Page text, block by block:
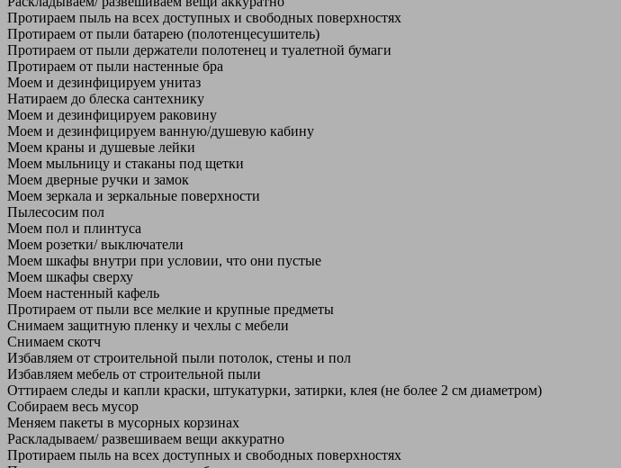
Протираем пыль на всех доступных и свободных поверхностях
Протираем от пыли батарею (полотенцесушитель)
Протираем от пыли держатели полотенец и туалетной бумаги
Протираем от пыли настенные бра
Моем и дезинфицируем унитаз
Натираем до блеска сантехнику
Моем и дезинфицируем раковину
Моем и дезинфицируем ванную/душевую кабину
Моем краны и душевые лейки
Моем мыльницу и стаканы под щетки
Моем дверные ручки и замок
Моем зеркала и зеркальные поверхности
Пылесосим пол
Моем пол и плинтуса
Моем розетки/ выключатели
Моем шкафы внутри при условии, что они пустые
Моем шкафы сверху
Моем настенный кафель
Протираем от пыли все мелкие и крупные предметы
Снимаем защитную пленку и чехлы с мебели
Снимаем скотч
Избавляем от строительной пыли потолок, стены и пол
Избавляем мебель от строительной пыли
Оттираем следы и капли краски, штукатурки, затирки, клея (не более 2 см диаметром)
Собираем весь мусор
Меняем пакеты в мусорных корзинах
Раскладываем/ развешиваем вещи аккуратно
Протираем пыль на всех доступных и свободных поверхностях